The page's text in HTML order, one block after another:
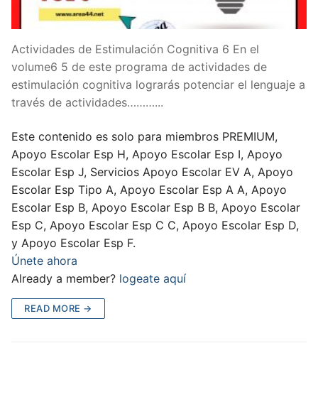
Actividades de Estimulación Cognitiva 6 En el
volume6 5 de este programa de actividades de
estimulación cognitiva lograrás potenciar el lenguaje a
través de actividades………...
Este contenido es solo para miembros PREMIUM,
Apoyo Escolar Esp H, Apoyo Escolar Esp I, Apoyo
Escolar Esp J, Servicios Apoyo Escolar EV A, Apoyo
Escolar Esp Tipo A, Apoyo Escolar Esp A A, Apoyo
Escolar Esp B, Apoyo Escolar Esp B B, Apoyo Escolar
Esp C, Apoyo Escolar Esp C C, Apoyo Escolar Esp D,
y Apoyo Escolar Esp F.
Únete ahora
Already a member? logeate aquí
READ MORE →